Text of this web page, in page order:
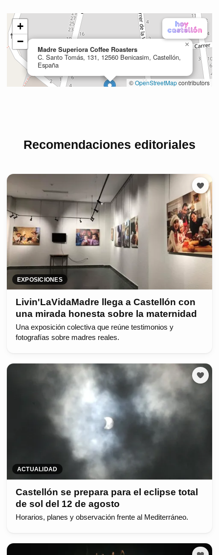
Recomendaciones editoriales
EXPOSICIONES
Livin'LaVidaMadre llega a Castellón con
una mirada honesta sobre la maternidad
Una exposición colectiva que reúne testimonios y
fotografías sobre madres reales.
ACTUALIDAD
Castellón se prepara para el eclipse total
de sol del 12 de agosto
Horarios, planes y observación frente al Mediterráneo.